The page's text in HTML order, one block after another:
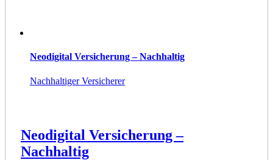
Neodigital Versicherung – Nachhaltig
Nachhaltiger Versicherer
Neodigital Versicherung –
Nachhaltig